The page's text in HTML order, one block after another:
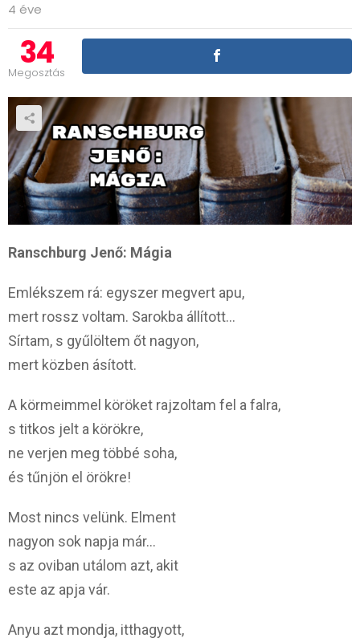
4 éve
34
Megosztás
Ranschburg Jenő: Mágia
Emlékszem rá: egyszer megvert apu,
mert rossz voltam. Sarokba állított…
Sírtam, s gyűlöltem őt nagyon,
mert közben ásított.
A körmeimmel köröket rajzoltam fel a falra,
s titkos jelt a körökre,
ne verjen meg többé soha,
és tűnjön el örökre!
Most nincs velünk. Elment
nagyon sok napja már…
s az oviban utálom azt, akit
este az apja vár.
Anyu azt mondja, itthagyott,